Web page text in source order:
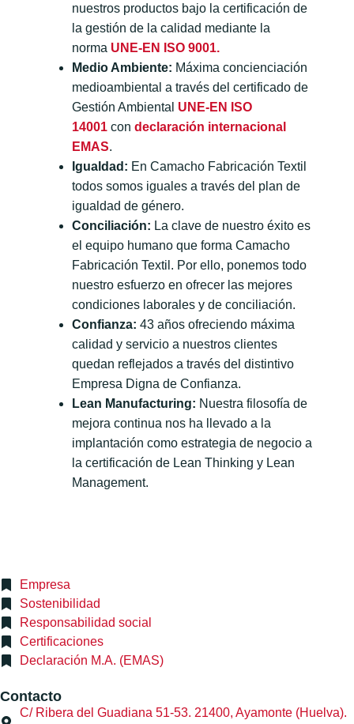
nuestros productos bajo la certificación de
la gestión de la calidad mediante la
norma UNE-EN ISO 9001.
Medio Ambiente: Máxima concienciación
medioambiental a través del certificado de
Gestión Ambiental UNE-EN ISO
14001con declaración internacional
EMAS.
Igualdad: En Camacho Fabricación Textil
todos somos iguales a través del plan de
igualdad de género.
Conciliación: La clave de nuestro éxito es
el equipo humano que forma Camacho
Fabricación Textil. Por ello, ponemos todo
nuestro esfuerzo en ofrecer las mejores
condiciones laborales y de conciliación.
Confianza: 43 años ofreciendo máxima
calidad y servicio a nuestros clientes
quedan reflejados a través del distintivo
Empresa Digna de Confianza.
Lean Manufacturing: Nuestra filosofía de
mejora continua nos ha llevado a la
implantación como estrategia de negocio a
la certificación de Lean Thinking y Lean
Management.
Empresa
Sostenibilidad
Responsabilidad social
Certificaciones
Declaración M.A. (EMAS)
Contacto
C/ Ribera del Guadiana 51-53. 21400, Ayamonte (Huelva).